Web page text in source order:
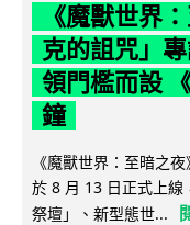
《魔獸世界
克的詛咒」
領門檻而設
鐘
《魔獸世界：至暗之
於 8 月 13 日正式上線
祭壇」、新型態世...